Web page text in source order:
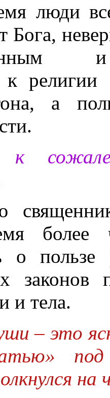
люди
Бога,
и
религии
а
более
о
законов
и тела.
– это